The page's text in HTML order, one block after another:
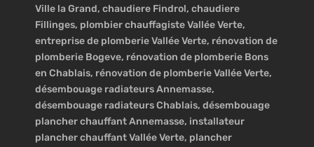
Ville la Grand, chaudiere Findrol, chaudiere
Fillinges, plombier chauffagiste Vallée Verte,
entreprise de plomberie Vallée Verte, rénovation de
plomberie Bogeve, rénovation de plomberie Bons
en Chablais, rénovation de plomberie Vallée Verte,
désembouage radiateurs Annemasse,
désembouage radiateurs Chablais, désembouage
plancher chauffant Annemasse, installateur
plancher chauffant Vallée Verte, plancher